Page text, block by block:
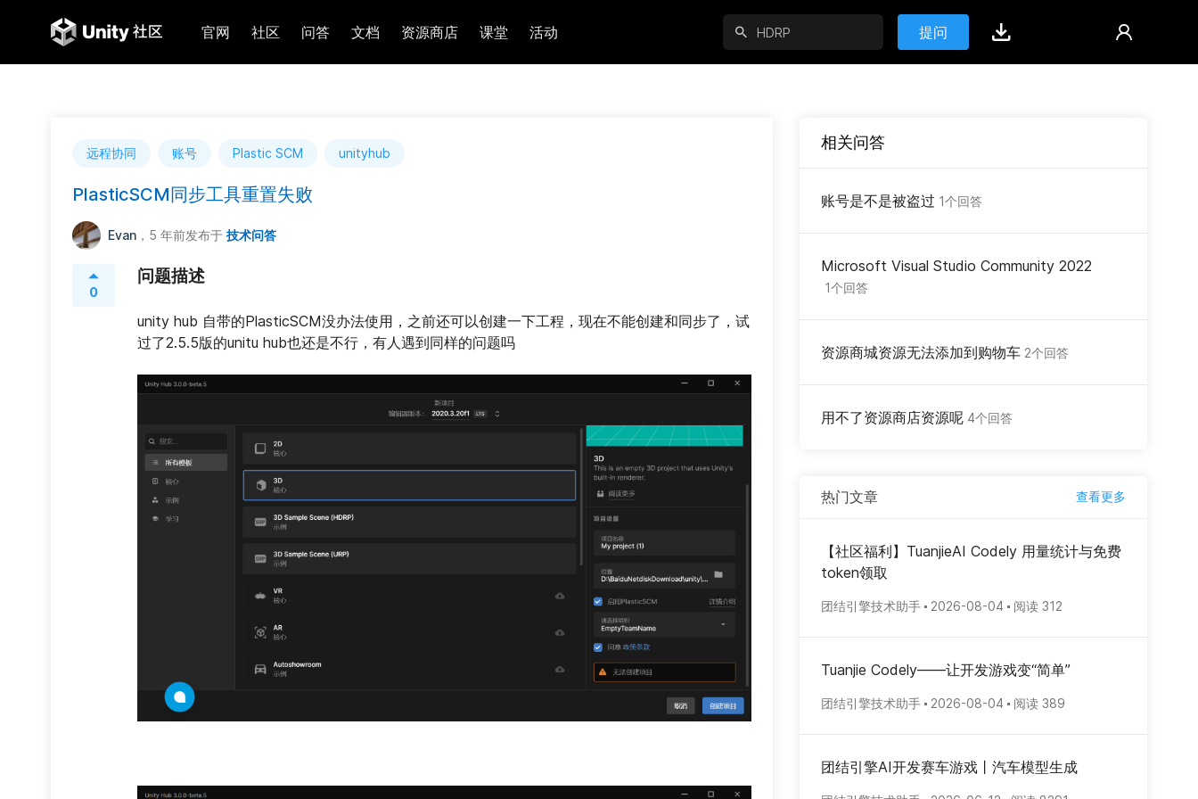
官网 社区 问答 文档 资源商店 课堂 活动 提问
远程协同 账号 Plastic SCM unityhub
PlasticSCM同步工具重置失败
Evan ，5 年前发布于 技术问答
0
问题描述
unity hub 自带的PlasticSCM没办法使用，之前还可以创建一下工程，现在不能创建和同步了，试
过了2.5.5版的unitu hub也还是不行，有人遇到同样的问题吗
相关问答
账号是不是被盗过 1个回答
Microsoft Visual Studio Community 2022
1个回答
资源商城资源无法添加到购物车 2个回答
用不了资源商店资源呢 4个回答
热门文章 查看更多
【社区福利】TuanjieAI Codely 用量统计与免费
token领取
团结引擎技术助手 2026-08-04 阅读 312
Tuanjie Codely——让开发游戏变“简单”
团结引擎技术助手 2026-08-04 阅读 389
团结引擎AI开发赛车游戏丨汽车模型生成